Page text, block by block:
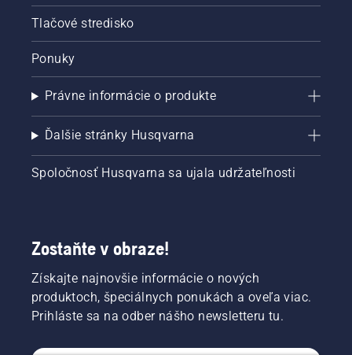
Tlačové stredisko
Ponuky
Právne informácie o produkte
Ďalšie stránky Husqvarna
Spoločnosť Husqvarna sa ujala udržateľnosti
Zostaňte v obraze!
Získajte najnovšie informácie o nových
produktoch, špeciálnych ponukách a oveľa viac.
Prihláste sa na odber nášho newsletteru tu.